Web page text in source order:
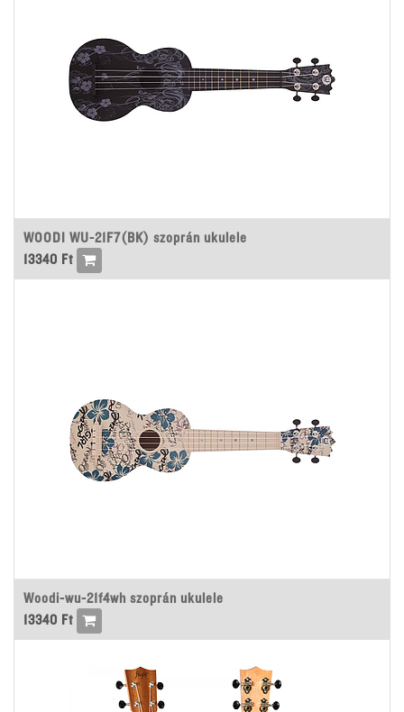
WOODI WU-21F7(BK) szoprán ukulele
13340 Ft
Woodi-wu-21f4wh szoprán ukulele
13340 Ft